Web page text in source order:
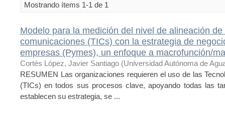
Mostrando ítems 1-1 de 1
Modelo para la medición del nivel de alineación
comunicaciones (TICs) con la estrategia de
empresas (Pymes), un enfoque a macrofunción/
Cortés López, Javier Santiago (Universidad Autónoma de
RESUMEN Las organizaciones requieren el uso de las
(TICs) en todos sus procesos clave, apoyando todas las
establecen su estrategia, se ...